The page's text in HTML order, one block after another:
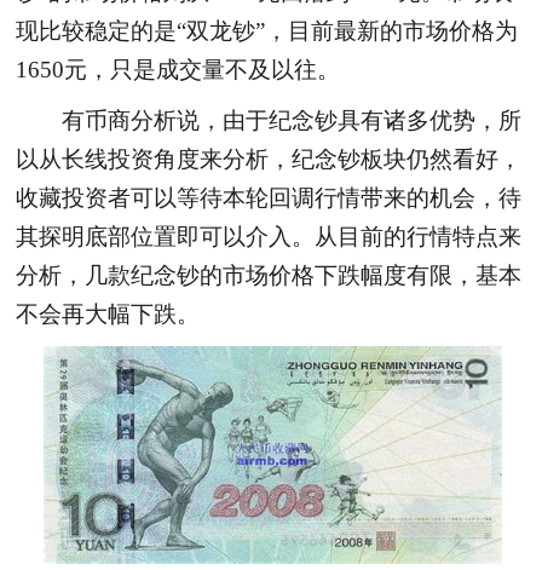
现比较稳定的是“双龙钞”，目前最新的市场价格为
1650元，只是成交量不及以往。
有币商分析说，由于纪念钞具有诸多优势，所
以从长线投资角度来分析，纪念钞板块仍然看好，
收藏投资者可以等待本轮回调行情带来的机会，待
其探明底部位置即可以介入。从目前的行情特点来
分析，几款纪念钞的市场价格下跌幅度有限，基本
不会再大幅下跌。